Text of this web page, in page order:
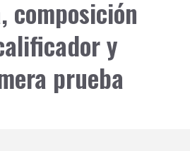
composición
y
prueba